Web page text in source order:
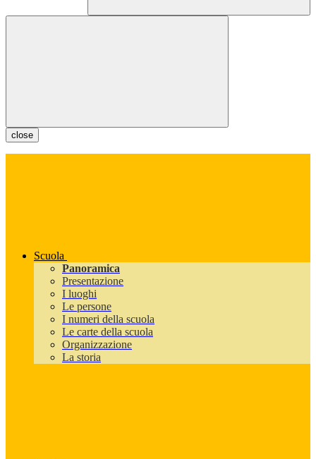
close
Scuola
Panoramica
Presentazione
I luoghi
Le persone
I numeri della scuola
Le carte della scuola
Organizzazione
La storia